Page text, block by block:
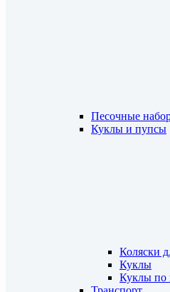
Песочные
Куклы и пупсы
Коляски
Куклы
Куклы по